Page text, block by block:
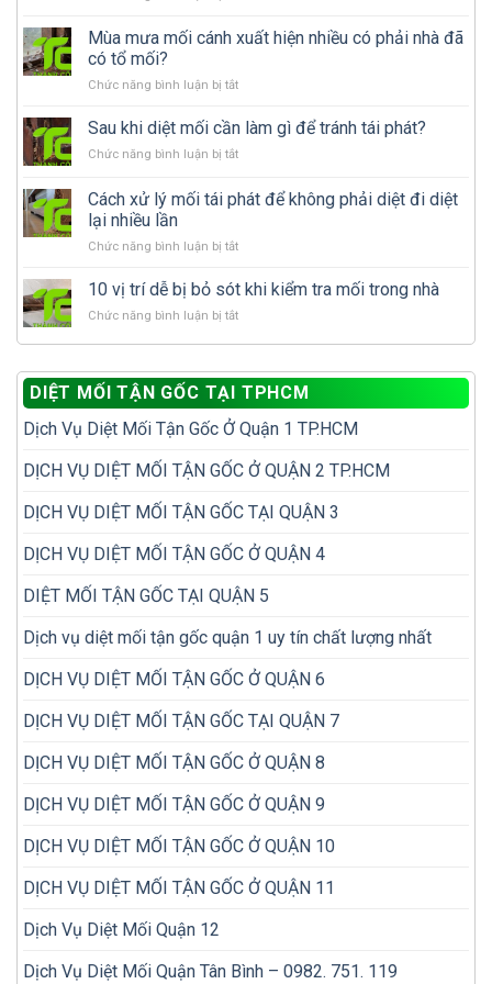
hiện
mối
gỗ
nhà:
tự
lý
dịch
diệt
mối?
Mùa mưa mối cánh xuất hiện nhiều có phải nhà đã
có tổ mối?
Chức năng bình luận bị tắtở
mưa
cánh
hiện
phải
đã
mối?
Sau khi diệt mối cần làm gì để tránh tái phát?
Chức năng bình luận bị tắtở
khi
diệt
cần
gì
tránh
Cách xử lý mối tái phát để không phải diệt đi diệt
lại nhiều lần
Chức năng bình luận bị tắtở
xử
mối
để
không
phải
diệt
diệt
nhiều
10 vị trí dễ bị bỏ sót khi kiểm tra mối trong nhà
Chức năng bình luận bị tắtở
trí
dễ
bị
bỏ
khi
kiểm
mối
nhà
DIỆT MỐI TẬN GỐC TẠI TPHCM
Dịch Vụ Diệt Mối Tận Gốc Ở Quận 1 TP.HCM
DỊCH VỤ DIỆT MỐI TẬN GỐC Ở QUẬN 2 TP.HCM
DỊCH VỤ DIỆT MỐI TẬN GỐC TẠI QUẬN 3
DỊCH VỤ DIỆT MỐI TẬN GỐC Ở QUẬN 4
DIỆT MỐI TẬN GỐC TẠI QUẬN 5
Dịch vụ diệt mối tận gốc quận 1 uy tín chất lượng nhất
DỊCH VỤ DIỆT MỐI TẬN GỐC Ở QUẬN 6
DỊCH VỤ DIỆT MỐI TẬN GỐC TẠI QUẬN 7
DỊCH VỤ DIỆT MỐI TẬN GỐC Ở QUẬN 8
DỊCH VỤ DIỆT MỐI TẬN GỐC Ở QUẬN 9
DỊCH VỤ DIỆT MỐI TẬN GỐC Ở QUẬN 10
DỊCH VỤ DIỆT MỐI TẬN GỐC Ở QUẬN 11
Dịch Vụ Diệt Mối Quận 12
Dịch Vụ Diệt Mối Quận Tân Bình – 0982. 751. 119